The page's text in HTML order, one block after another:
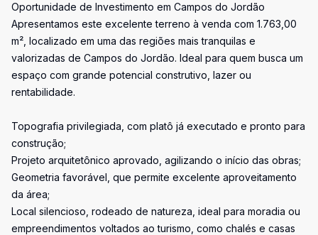
Oportunidade de Investimento em Campos do Jordão
Apresentamos este excelente terreno à venda com 1.763,00
m², localizado em uma das regiões mais tranquilas e
valorizadas de Campos do Jordão. Ideal para quem busca um
espaço com grande potencial construtivo, lazer ou
rentabilidade.
Topografia privilegiada, com platô já executado e pronto para
construção;
Projeto arquitetônico aprovado, agilizando o início das obras;
Geometria favorável, que permite excelente aproveitamento
da área;
Local silencioso, rodeado de natureza, ideal para moradia ou
empreendimentos voltados ao turismo, como chalés e casas